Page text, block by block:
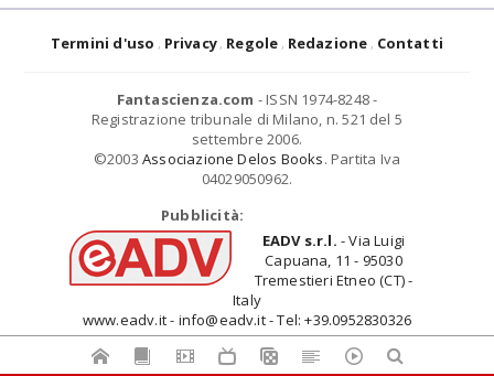
Termini d'uso Privacy Regole Redazione Contatti
Fantascienza.com - ISSN 1974-8248 -
Registrazione tribunale di Milano, n. 521 del 5
settembre 2006.
©2003 Associazione Delos Books. Partita Iva
04029050962.
Pubblicità:
EADV s.r.l. - Via Luigi
Capuana, 11 - 95030
Tremestieri Etneo (CT) -
Italy
www.eadv.it - info@eadv.it - Tel: +39.0952830326